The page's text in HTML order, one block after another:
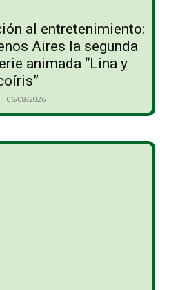
al entretenimiento:
Aires la segunda
animada “Lina y
- 06/08/2026